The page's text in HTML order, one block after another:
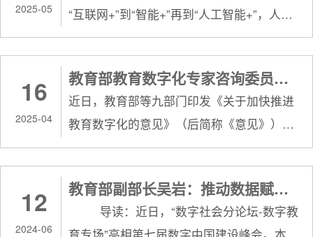
2025-05
“互联网+”到“智能+”再到“人工智能+”，人工
智能的深度融合正推动千行百业向智能化、
数字化方向转型，给教育带来了全新的挑战
和机遇。华中师范大学提前布局教育信息
化，2024年启动“教育数字化转型专项行动计
划”，把人工智能赋能高质量发展作为学校改
革发展的全面战略和优先战略，取得积极成
发优势，在推动人工智能在人才培养和教师
教育上展现新作为？...
16
2025-04
教育部教育数字化专家咨询委员会主任：全面促进人工智能助力教育的变革
近日，教育部等九部门印发《关于加快推进
教育数字化的意见》（后简称《意见》）。4
月16日，在教育部举行的新闻发布会上，教
育部教育数字化专家咨询委员会主任、武汉
理工大学校长杨宗凯在对《意见》作专家解
读时表示，要根据技术发展的形势，调整学
12
2024-06
教育部副部长吴岩：推动数据赋能教育变革创新，加快研制教育专用大模型
导读：近日，“数字社会分论坛-数字教